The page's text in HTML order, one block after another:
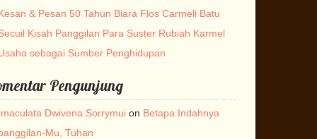
& Pesan 50 Tahun Biara Flos Carmeli Batu
Kisah Panggilan Para Suster Rubiah Karmel
sebagai Sumber Penghidupan
Pengunjung
Dwivena Sorrymui on Betapa Indahnya
Mu, Tuhan